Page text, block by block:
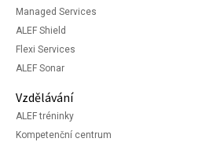
Managed Services
ALEF Shield
Flexi Services
ALEF Sonar
Vzdělávání
ALEF tréninky
Kompetenční centrum